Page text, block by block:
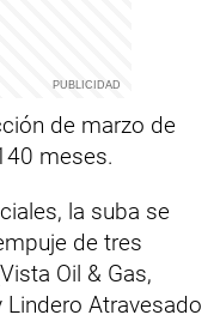
de marzo de
meses.
la suba se
de tres
Oil & Gas,
Lindero Atravesado